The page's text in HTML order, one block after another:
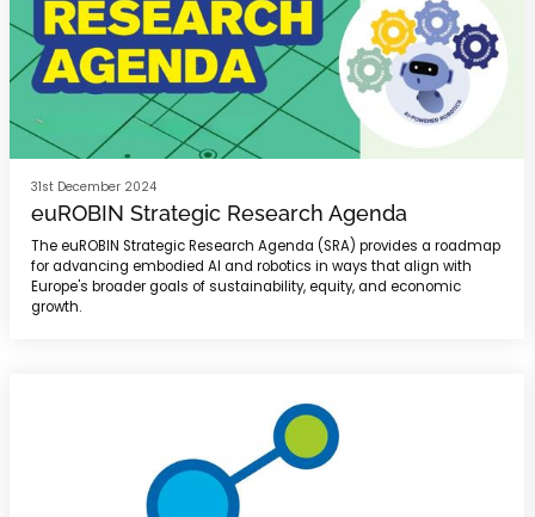
31st December 2024
euROBIN Strategic Research Agenda
The euROBIN Strategic Research Agenda (SRA) provides a roadmap
for advancing embodied AI and robotics in ways that align with
Europe's broader goals of sustainability, equity, and economic
growth.